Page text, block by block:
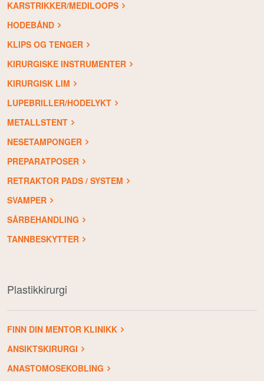
KARSTRIKKER/MEDILOOPS
HODEBÅND
KLIPS OG TENGER
KIRURGISKE INSTRUMENTER
KIRURGISK LIM
LUPEBRILLER/HODELYKT
METALLSTENT
NESETAMPONGER
PREPARATPOSER
RETRAKTOR PADS / SYSTEM
SVAMPER
SÅRBEHANDLING
TANNBESKYTTER
Plastikkirurgi
FINN DIN MENTOR KLINIKK
ANSIKTSKIRURGI
ANASTOMOSEKOBLING